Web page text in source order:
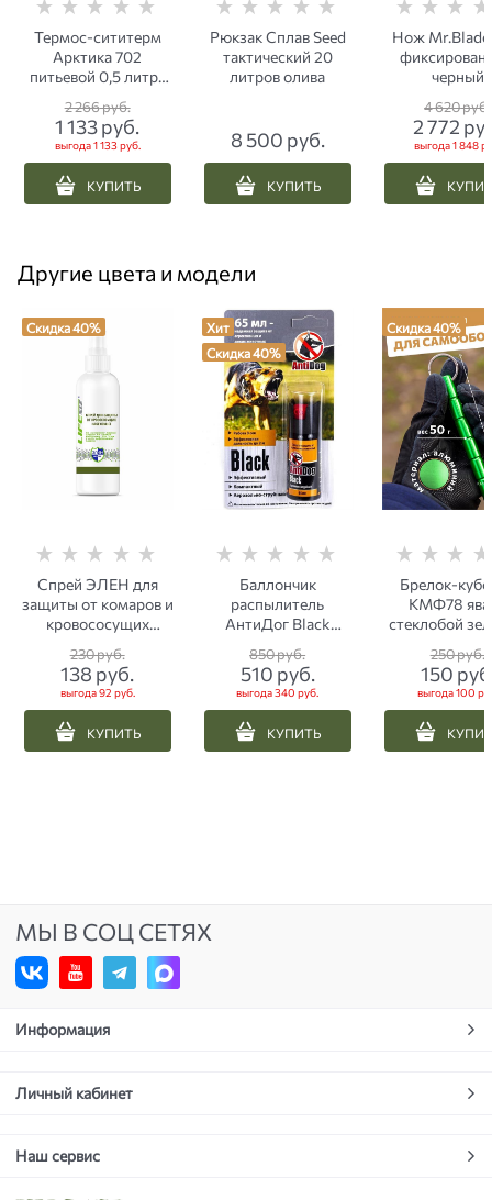
Термос-сититерм
Арктика 702
питьевой 0,5 литра
текстурный голубой
2 266 руб.
1 133 руб.
выгода1 133 руб.
КУПИТЬ
Рюкзак Сплав Seed
тактический 20
литров олива
8 500 руб.
КУПИТЬ
Нож Mr.Blade
черный
4 620 руб.
2 772
выгода1 848
Другие цвета и модели
Скидка 40%
Спрей ЭЛЕН для
защиты от комаров и
кровососущих
230 руб.
138 руб.
выгода92 руб.
КУПИТЬ
Хит
Скидка 40%
Баллончик
распылитель
АнтиДог Black
струйный для
самообороны 65 мл
850 руб.
510 руб.
выгода340 руб.
КУПИТЬ
Скидка 40%
Брелок-
КМФ78
стеклобой
250 руб.
150
выгода100
МЫ В СОЦ СЕТЯХ
Информация
Личный кабинет
Наш сервис